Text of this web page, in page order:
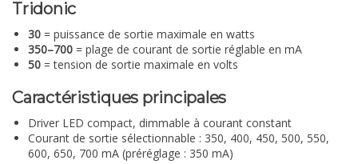
Tridonic
30 = puissance de sortie maximale en watts
350–700 = plage de courant de sortie réglable en mA
50 = tension de sortie maximale en volts
Caractéristiques principales
Driver LED compact, dimmable à courant constant
Courant de sortie sélectionnable : 350, 400, 450, 500, 550,
600, 650, 700 mA (préréglage : 350 mA)